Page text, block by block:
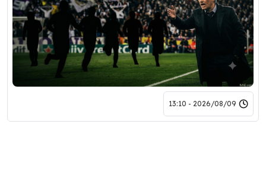
2026/08/09 - 13:10